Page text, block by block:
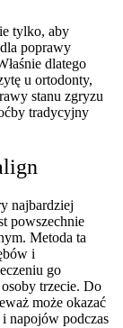
tylko, aby
poprawy
dlatego
u ortodonty,
stanu zgryzu
tradycyjny
najbardziej
powszechnie
Metoda ta
i
go
trzecie. Do
może okazać
napojów podczas